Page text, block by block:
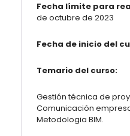
Fecha límite para
de octubre de 2023
Fecha de inicio del
Temario del curso:
Gestión técnica de
Comunicación
Metodologia BIM.